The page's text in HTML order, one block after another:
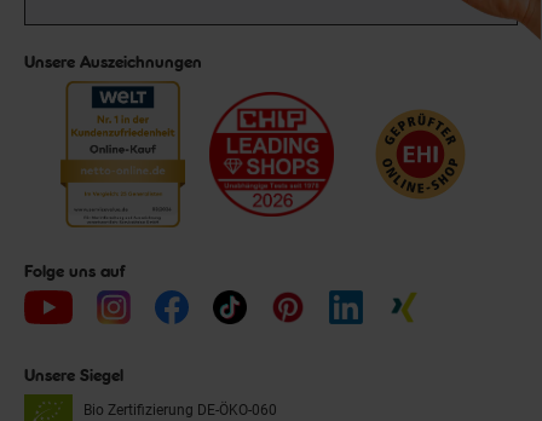
Unsere Auszeichnungen
Folge uns auf
Unsere Siegel
Bio Zertifizierung DE-ÖKO-060